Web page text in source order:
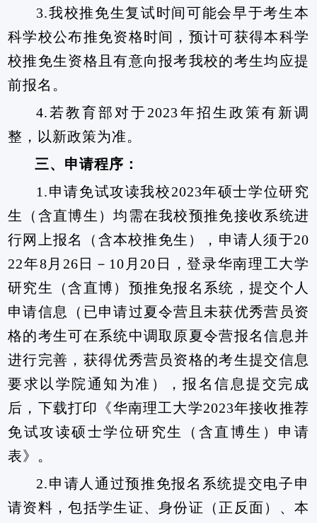
3.我校推免生复试时间可能会早于考生本
科学校公布推免资格时间，预计可获得本科学
校推免生资格且有意向报考我校的考生均应提
前报名。
4. 若教育部对于2023年招生政策有新调
整，以新政策为准。
三、申请程序：
1.申请免试攻读我校2023年硕士学位研究
生（含直博生）均需在我校预推免接收系统进
行网上报名（含本校推免生），申请人须于20
22年8 月 26 日－ 10 月 20 日，登录华南理工大学
研究生（含直博）预推免报名系统，提交个人
申请信息（已申请过夏令营且未获优秀营员资
格的考生可在系统中调取原夏令营报名信息并
进行完善，获得优秀营员资格的考生提交信息
要求以学院通知为准），报名信息提交完成
后，下载打印《华南理工大学2023年接收推荐
免试攻读硕士学位研究生（含直博生）申请
表》。
2.申请人通过预推免报名系统提交电子申
请资料，包括学生证、身份证（正反面）、本